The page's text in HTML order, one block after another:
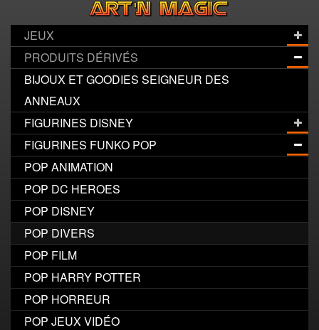
JEUX
PRODUITS DÉRIVÉS
BIJOUX ET GOODIES SEIGNEUR DES
ANNEAUX
FIGURINES DISNEY
FIGURINES FUNKO POP
POP ANIMATION
POP DC HEROES
POP DISNEY
POP DIVERS
POP FILM
POP HARRY POTTER
POP HORREUR
POP JEUX VIDÉO